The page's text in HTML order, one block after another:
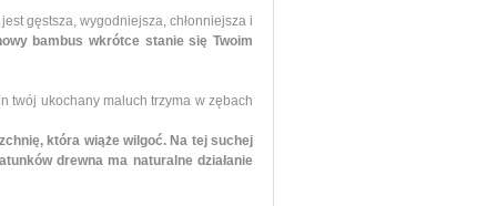
gęstsza, wygodniejsza, chłonniejsza i
bambus wkrótce stanie się Twoim
twój ukochany maluch trzyma w zębach
która wiąże wilgoć. Na tej suchej
drewna ma naturalne działanie